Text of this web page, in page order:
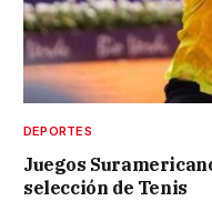
DEPORTES
Juegos
selección de Tenis